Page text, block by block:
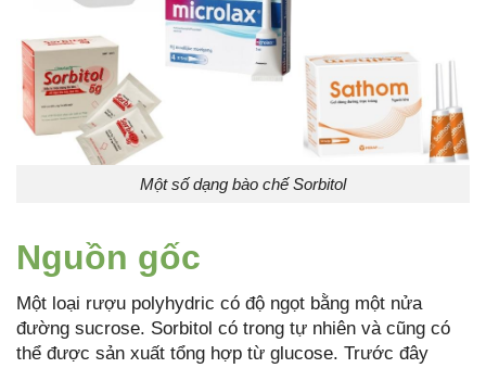
Một số dạng bào chế Sorbitol
Nguồn gốc
Một loại rượu polyhydric có độ ngọt bằng một nửa
đường sucrose. Sorbitol có trong tự nhiên và cũng có
thể được sản xuất tổng hợp từ glucose. Trước đây